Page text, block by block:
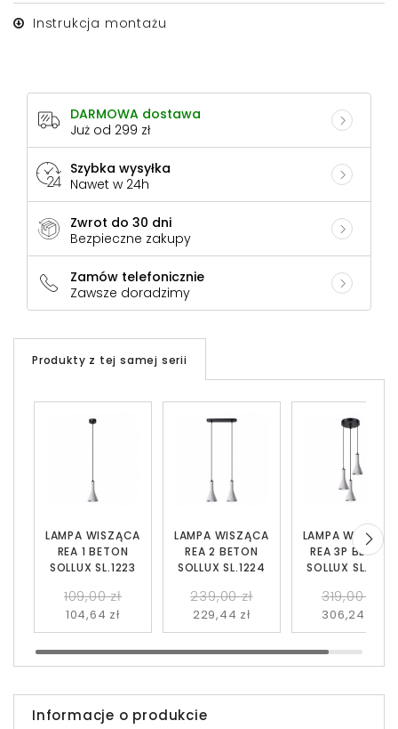
Instrukcja montażu
DARMOWA dostawa
Już od 299 zł
Szybka wysyłka
Nawet w 24h
Zwrot do 30 dni
Bezpieczne zakupy
Zamów telefonicznie
Zawsze doradzimy
Produkty z tej samej serii
LAMPA WISZĄCA
REA 1 BETON
SOLLUX SL.1223
109,00 zł
104,64 zł
LAMPA WISZĄCA
REA 2 BETON
SOLLUX SL.1224
239,00 zł
229,44 zł
LAMPA WISZĄCA
REA 3P BETON
SOLLUX SL.1226
319,00 zł
306,24 zł
Informacje o produkcie